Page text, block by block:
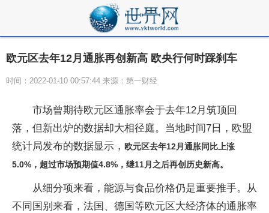
欧元区去年12月通胀再创新高 欧央行何时踩刹车
时间：2022-01-10 00:57:44 来源：第一财经
市场曾期待欧元区通胀率会于去年12月筑顶回
落，但新出炉的数据却大相径庭。当地时间7日，欧盟
统计局发布的数据显示， 欧元区去年12月通胀同比上涨
5.0%，超过市场预期值4.8%，继11月之后再创历史新高。
从细分项来看，能源与食品价格仍是重要推手。从
不同国别来看，法国、德国等欧元区大经济体的通胀率